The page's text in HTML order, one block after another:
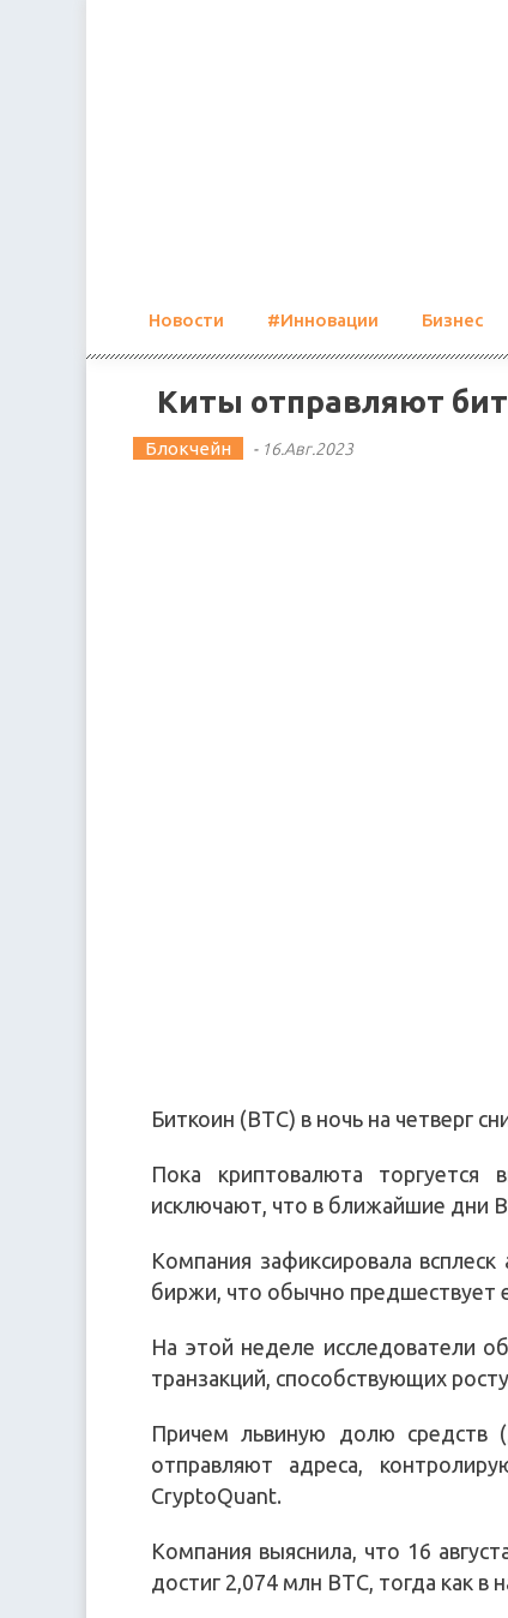
Новости #Инновации Бизнес
Киты отправляют
Блокчейн - 16.Авг.2023
Биткоин (BTC) в ночь на четверг
Пока криптовалюта
исключают, что в ближайшие дни
Компания зафиксировала
биржи, что обычно предшествует
На этой неделе исследователи
транзакций, способствующих
Причем львиную долю средств
отправляют адреса,
CryptoQuant.
Компания выяснила, что 16
достиг 2,074 млн BTC, тогда как